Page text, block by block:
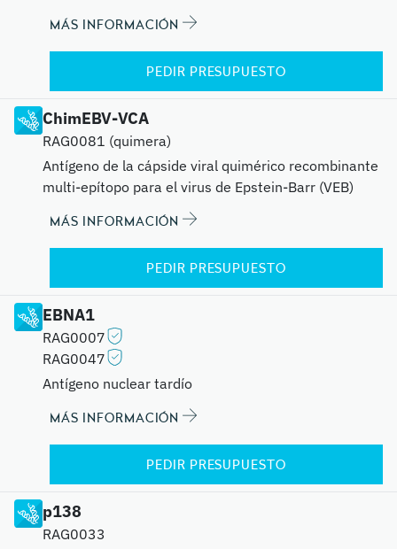
MÁS INFORMACIÓN
PEDIR PRESUPUESTO
ChimEBV-VCA
RAG0081 (quimera)
Antígeno de la cápside viral quimérico recombinante
multi-epítopo para el virus de Epstein-Barr (VEB)
MÁS INFORMACIÓN
PEDIR PRESUPUESTO
EBNA1
RAG0007
RAG0047
Antígeno nuclear tardío
MÁS INFORMACIÓN
PEDIR PRESUPUESTO
p138
RAG0033